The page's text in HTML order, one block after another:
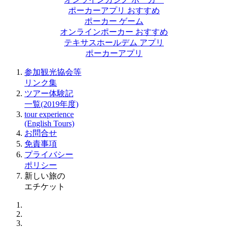
ポーカーアプリ おすすめ
ポーカー ゲーム
オンラインポーカー おすすめ
テキサスホールデム アプリ
ポーカーアプリ
参加観光協会等
リンク集
ツアー体験記
一覧(2019年度)
tour experience
(English Tours)
お問合せ
免責事項
プライバシー
ポリシー
新しい旅の
エチケット